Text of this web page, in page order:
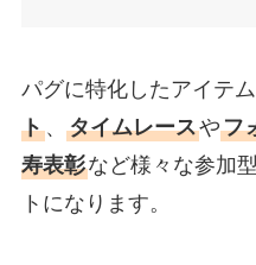
パグに特化したアイテ
ト、 タイムレースやフ
寿表彰など様々な参加
トになります。